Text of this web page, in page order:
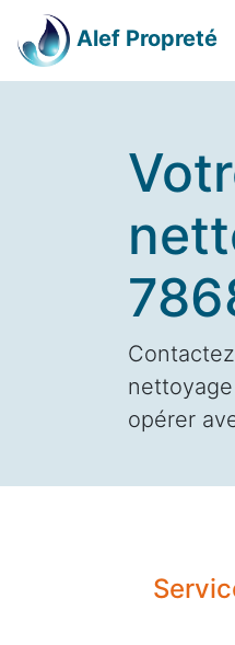
Alef Propreté
opérer